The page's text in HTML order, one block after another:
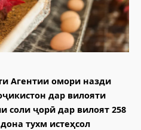
Агентии омори назди
дар вилояти
соли ҷорӣ дар вилоят 258
тухм истеҳсол